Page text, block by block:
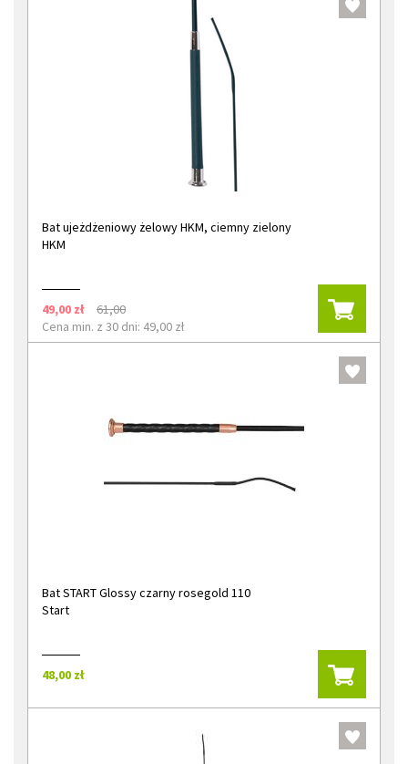
Bat ujeżdżeniowy żelowy HKM, ciemny zielony
HKM
49,00 zł
61,00
Cena min. z 30 dni: 49,00 zł
Bat START Glossy czarny rosegold 110
Start
48,00 zł